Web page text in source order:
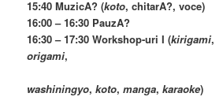
15:40 MuzicA? (koto, chitarA?, voce)
16:00 – 16:30 PauzA?
16:30 – 17:30 Workshop-uri I (kirigami,
origami,
washiningyo,koto,manga,karaoke)